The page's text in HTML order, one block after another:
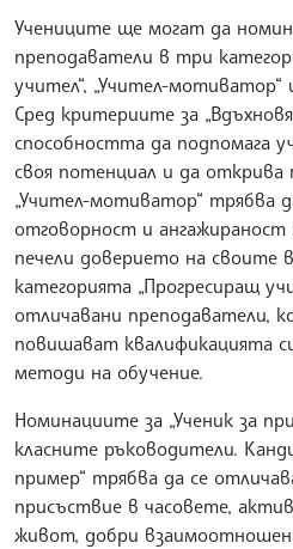
Учениците ще могат да
преподаватели в три
учител“, „Учител-мотиватор“
Сред критериите за
способността да подпомага
своя потенциал и да
„Учител-мотиватор“ трябва
отговорност и ангажираност
печели доверието на своите
категорията „Прогресиращ
отличавани преподаватели,
повишават квалификацията
методи на обучение.
Номинациите за „Ученик за
класните ръководители.
пример“ трябва да се
присъствие в часовете,
живот, добри